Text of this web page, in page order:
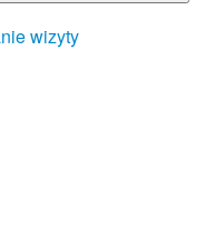
wizyty